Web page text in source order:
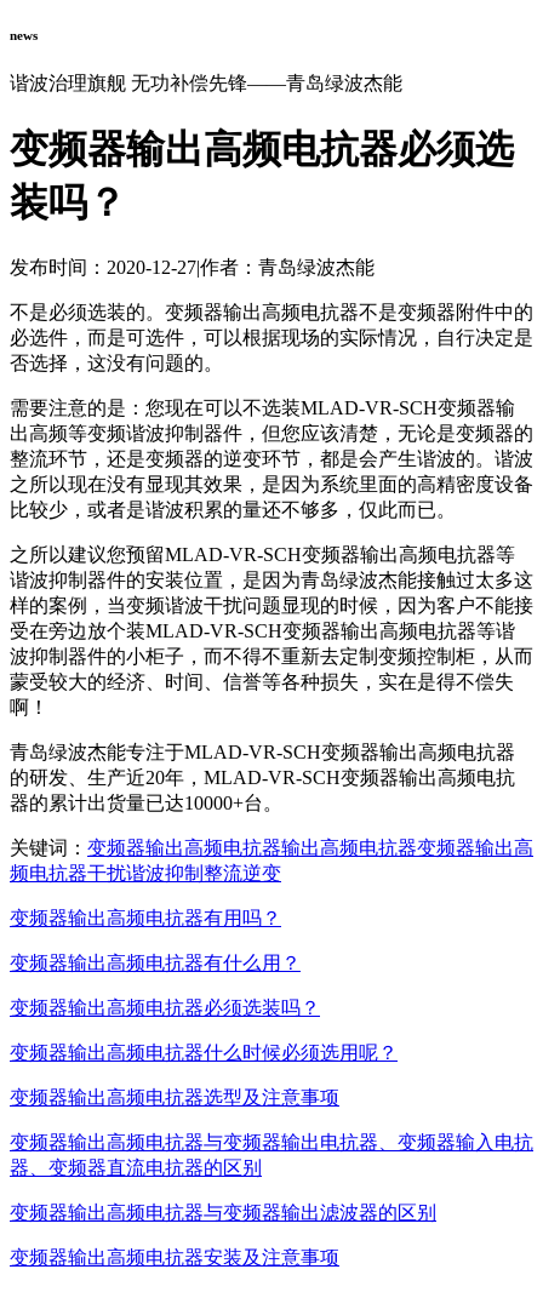
news
谐波治理旗舰 无功补偿先锋——青岛绿波杰能
变频器输出高频电抗器必须选
装吗？
发布时间：2020-12-27|作者：青岛绿波杰能
不是必须选装的。变频器输出高频电抗器不是变频器附件中的
必选件，而是可选件，可以根据现场的实际情况，自行决定是
否选择，这没有问题的。
需要注意的是：您现在可以不选装MLAD-VR-SCH变频器输
出高频等变频谐波抑制器件，但您应该清楚，无论是变频器的
整流环节，还是变频器的逆变环节，都是会产生谐波的。谐波
之所以现在没有显现其效果，是因为系统里面的高精密度设备
比较少，或者是谐波积累的量还不够多，仅此而已。
之所以建议您预留MLAD-VR-SCH变频器输出高频电抗器等
谐波抑制器件的安装位置，是因为青岛绿波杰能接触过太多这
样的案例，当变频谐波干扰问题显现的时候，因为客户不能接
受在旁边放个装MLAD-VR-SCH变频器输出高频电抗器等谐
波抑制器件的小柜子，而不得不重新去定制变频控制柜，从而
蒙受较大的经济、时间、信誉等各种损失，实在是得不偿失
啊！
青岛绿波杰能专注于MLAD-VR-SCH变频器输出高频电抗器
的研发、生产近20年，MLAD-VR-SCH变频器输出高频电抗
器的累计出货量已达10000+台。
关键词： 变频器输出高频电抗器输出高频电抗器变频器输出高
频电抗器干扰谐波抑制 整流逆变
变频器输出高频电抗器有用吗？
变频器输出高频电抗器有什么用？
变频器输出高频电抗器必须选装吗？
变频器输出高频电抗器什么时候必须选用呢？
变频器输出高频电抗器选型及注意事项
变频器输出高频电抗器与变频器输出电抗器、变频器输入电抗
器、变频器直流电抗器的区别
变频器输出高频电抗器与变频器输出滤波器的区别
变频器输出高频电抗器安装及注意事项